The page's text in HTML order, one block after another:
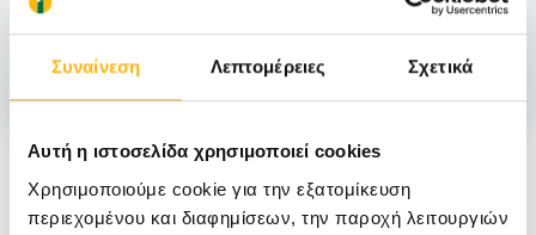
Συναίνεση Λεπτομέρειες Σχετικά
Αυτή η ιστοσελίδα χρησιμοποιεί cookies
Χρησιμοποιούμε cookie για την εξατομίκευση
περιεχομένου και διαφημίσεων, την παροχή λειτουργιών
ρινός, παραρρινίων κόλπων, φάρυγγος,
Στελέχωση